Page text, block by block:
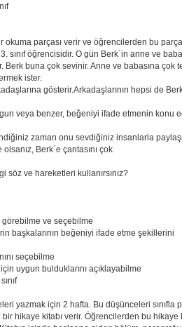
parçası verir ve öğrencilerden bu
sınıf öğrencisidir. O gün Berk`in anne ve
Berk buna çok sevinir. Anne ve babasına
ister.
gösterir.Arkadaşlarının hepsi de
veya benzer, beğeniyi ifade etmenin
zaman onu sevdiğiniz insanlarla
Berk`e çantasını çok
ve hareketleri kullanırsınız?
ve seçebilme
başkalarının beğeniyi ifade etme şekillerini
seçebilme
uygun bulduklarını açıklayabilme
yazmak için 2 hafta. Bu düşünceleri sınıfla
hikaye kitabı verir. Öğrencilerden bu hikaye